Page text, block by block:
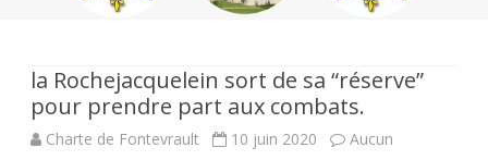
la Rochejacquelein sort de sa “réserve”
pour prendre part aux combats.
Charte de Fontevrault 10 juin 2020
Aucun